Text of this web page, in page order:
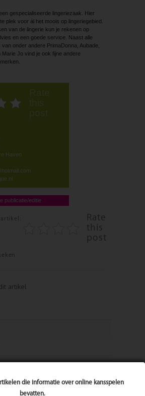
die informatie over online kansspelen
bevatten.
gespecialiseerde lingeriezaak. Hier
plek voor ál het moois op lingeriegebied.
van de lingerie kun je rekenen op
en een goede service. Naast alle
onder andere PrimaDonna, Aubade,
Marie Jo vind je ook fijne andere
Haven
publicatie/editie
Rate
this
post
artikel